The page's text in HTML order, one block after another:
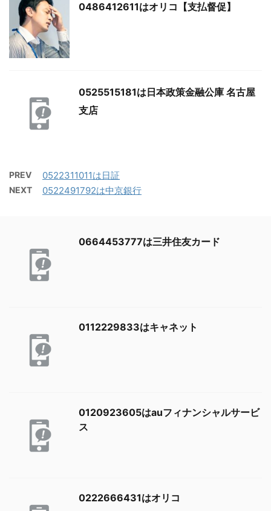
0486412611はオリコ【支払督促】
0525515181は日本政策金融公庫 名古屋
支店
PREV 0522311011は日証
NEXT 0522491792は中京銀行
0664453777は三井住友カード
0112229833はキャネット
0120923605はauフィナンシャルサービ
ス
0222666431はオリコ